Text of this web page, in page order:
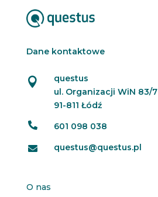
Dane kontaktowe

questus
ul. Organizacji WiN 83/7
91-811 Łódź
 601 098 038
 questus@questus.pl
O nas